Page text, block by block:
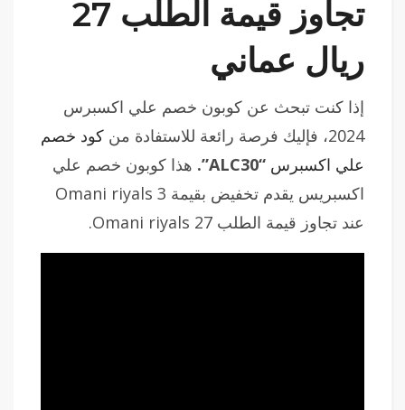
تجاوز قيمة الطلب 27
ريال عماني
إذا كنت تبحث عن كوبون خصم علي اكسبرس
2024، فإليك فرصة رائعة للاستفادة من
كود خصم
علي اكسبرس “ALC30”.
هذا كوبون خصم علي
اكسبريس يقدم تخفيض بقيمة 3 Omani riyals
عند تجاوز قيمة الطلب 27 Omani riyals.